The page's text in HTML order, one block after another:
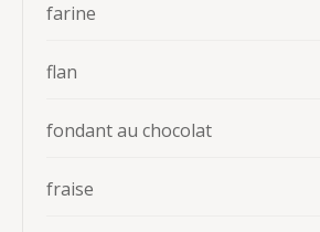
farine
flan
fondant au chocolat
fraise